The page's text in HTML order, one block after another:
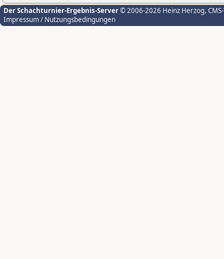
Der Schachturnier-Ergebnis-Server© 2006-2026 Heinz Herzog,
Impressum / Nutzungsbedingungen